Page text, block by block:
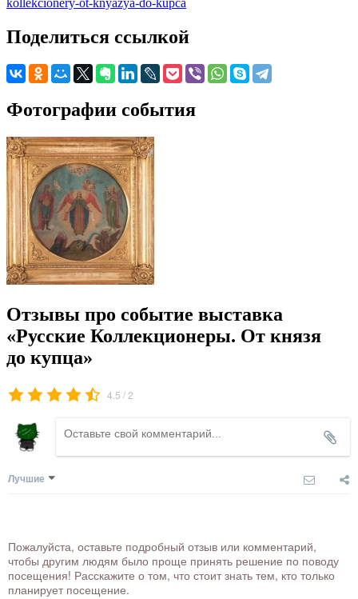
kollekcionery-ot-knyazya-do-kupca
Поделиться ссылкой
Фотографии события
Отзывы про событие выставка
«Русские Коллекционеры. От князя
до купца»
4.5 /2
Лучшие
Пожалуйста, оставьте подробный отзыв или комментарий,
чтобы другим людям было проще принять решение по поводу
посещения! Расскажите о том, что стоит знать тем, кто только
планирует посещение.